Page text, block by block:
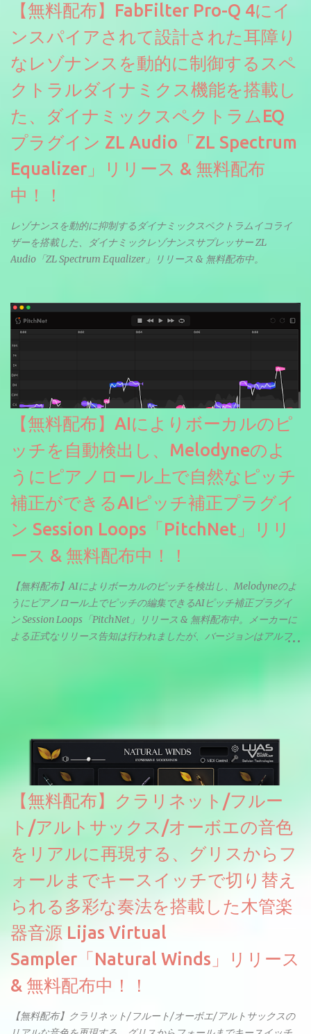
【無料配布】FabFilter Pro-Q 4にイ
ンスパイアされて設計された耳障り
なレゾナンスを動的に制御するスペ
クトラルダイナミクス機能を搭載し
た、ダイナミックスペクトラムEQ
プラグイン ZL Audio「ZL Spectrum
Equalizer」リリース & 無料配布
中！！
レゾナンスを動的に抑制するダイナミックスペクトラムイコライ
ザーを搭載した、ダイナミックレゾナンスサプレッサー ZL
Audio「ZL Spectrum Equalizer」リリース & 無料配布中。
【無料配布】AIによりボーカルのピ
ッチを自動検出し、Melodyneのよ
うにピアノロール上で自然なピッチ
補正ができるAIピッチ補正プラグイ
ン Session Loops「PitchNet」リリ
ース & 無料配布中！！
【無料配布】AIによりボーカルのピッチを検出し、Melodyneのよ
うにピアノロール上でピッチの編集できるAIピッチ補正プラグイ
ン Session Loops「PitchNet」リリース & 無料配布中。メーカーに
よる正式なリリース告知は行われましたが、バージョンはアルフ
ソースを元に設計・改良した製品のようです。
【無料配布】クラリネット/フルー
ト/アルトサックス/オーボエの音色
をリアルに再現する、グリスからフ
ォールまでキースイッチで切り替え
られる多彩な奏法を搭載した木管楽
器音源 Lijas Virtual
Sampler「Natural Winds」リリース
& 無料配布中！！
【無料配布】クラリネット/フルート/オーボエ/アルトサックスの